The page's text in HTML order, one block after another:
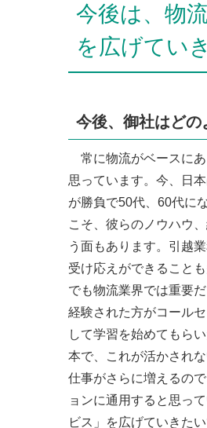
今後は、物
を広げてい
今後、御社はどの
常に物流がベースにあ
思っています。今、日
が勝負で50代、60代に
こそ、彼らのノウハウ
う面もあります。引越
受け応えができること
でも物流業界では重要
経験された方がコール
して学習を始めてもら
本で、これが活かされ
仕事がさらに増えるの
ョンに通用すると思っ
ビス」を広げていきた